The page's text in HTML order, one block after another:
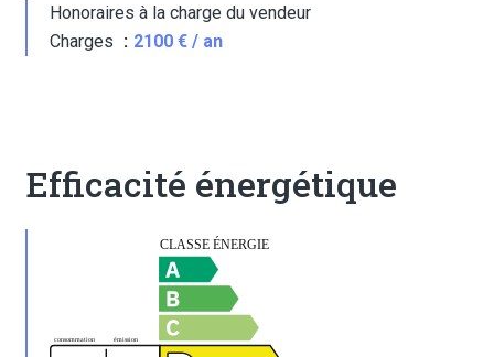
Honoraires à la charge du vendeur
Charges
2100 € / an
Efficacité énergétique